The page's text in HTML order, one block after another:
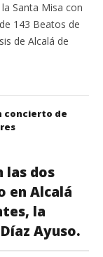
Santa Misa con
143 Beatos de
de Alcalá de
concierto de
las dos
en Alcalá
la
Ayuso.